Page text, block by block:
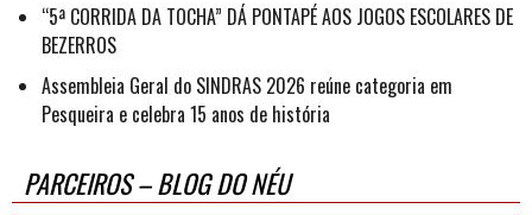
“5ª CORRIDA DA TOCHA” DÁ PONTAPÉ AOS JOGOS ESCOLARES DE
BEZERROS
Assembleia Geral do SINDRAS 2026 reúne categoria em
Pesqueira e celebra 15 anos de história
PARCEIROS – BLOG DO NÉU